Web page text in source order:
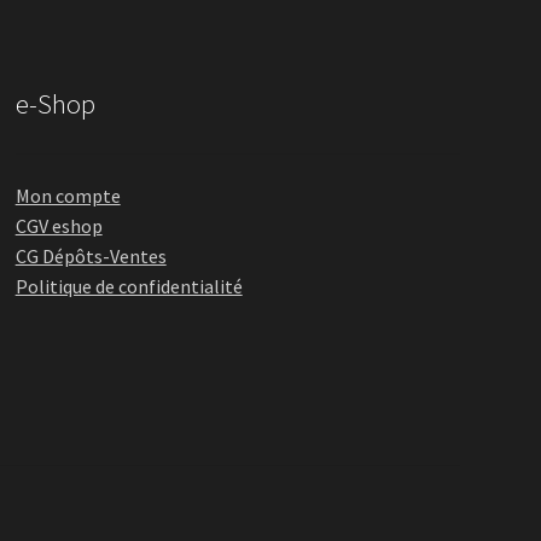
e-Shop
Mon compte
CGV eshop
CG Dépôts-Ventes
Politique de confidentialité